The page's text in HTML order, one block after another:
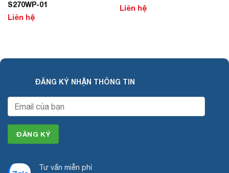
S270WP-01
Liên hệ
Liên hệ
ĐĂNG KÝ NHẬN THÔNG TIN
Tư vấn miễn phí